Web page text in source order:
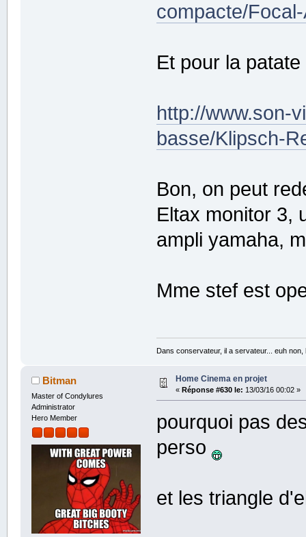
compacte/
Et pour la
http://www.son-
basse/Klipsch-
Bon, on peut
Eltax monitor 3,
ampli yamaha,
Mme stef est
Dans conservateur, il a servateur... euh
Bitman
Master of Condylures
Administrator
Hero Member
Home Cinema en projet
« Réponse #630 le: 13/03/16 00:02 »
pourquoi pas
perso
et les triangle